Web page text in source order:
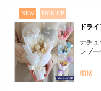
NEW PICK UP
ドラ
ナチュ
ンブー
価格：